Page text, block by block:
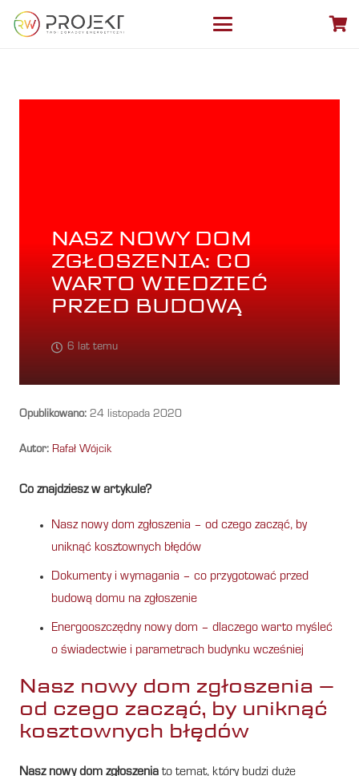
NASZ NOWY DOM
ZGŁOSZENIA: CO
WARTO WIEDZIEĆ
PRZED BUDOWĄ
6 lat temu
Opublikowano: 24 listopada 2020
Autor: Rafał Wójcik
Co znajdziesz w artykule?
Nasz nowy dom zgłoszenia – od czego zacząć, by
uniknąć kosztownych błędów
Dokumenty i wymagania – co przygotować przed
budową domu na zgłoszenie
Energooszczędny nowy dom – dlaczego warto myśleć
o świadectwie i parametrach budynku wcześniej
Nasz nowy dom zgłoszenia –
od czego zacząć, by uniknąć
kosztownych błędów
Nasz nowy dom zgłoszenia to temat, który budzi duże